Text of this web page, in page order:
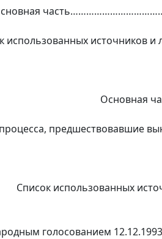
использованных
Основная
предшествовавшие
Список использованных
голосованием